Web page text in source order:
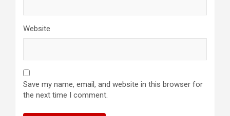
Website
Save my name, email, and website in this browser for
the next time I comment.